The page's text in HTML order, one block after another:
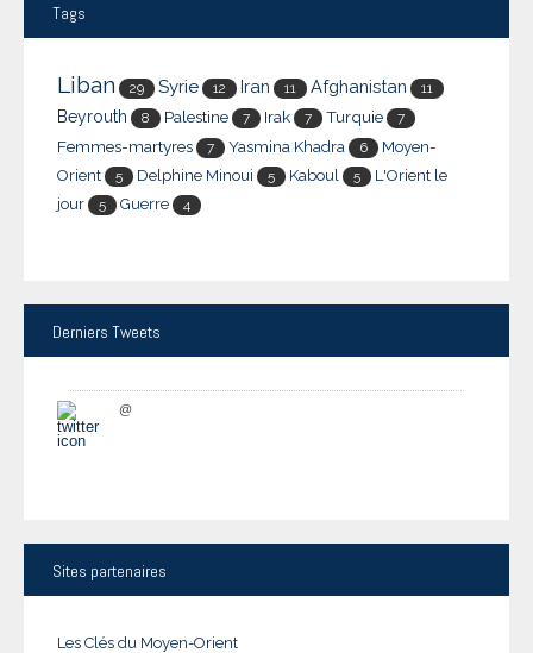
Tags
Liban 29 Syrie 12 Iran 11 Afghanistan 11
Beyrouth 8 Palestine 7 Irak 7 Turquie 7
Femmes-martyres 7 Yasmina Khadra 6
Moyen-
Orient
5 Delphine Minoui 5 Kaboul 5
L'Orient le
jour
5 Guerre 4
Derniers Tweets
@
Sites partenaires
Les Clés du Moyen-Orient